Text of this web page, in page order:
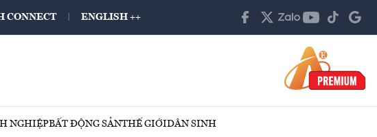
CONNECT ENGLISH ++
NGHIỆPBẤT ĐỘNG SẢNTHẾ GIỚIDÂN SINH